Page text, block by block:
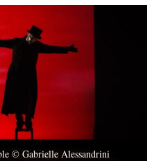
© Gabrielle Alessandrini